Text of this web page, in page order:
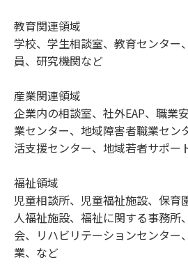
教育関連領域
学校、学生相談室、教育センター
員、研究機関など
産業関連領域
企業内の相談室、社外EAP、職業
業センター、地域障害者職業セン
活支援センター、地域若者サポー
福祉領域
児童相談所、児童福祉施設、保育
人福祉施設、福祉に関する事務所
会、リハビリテーションセンター
業、など